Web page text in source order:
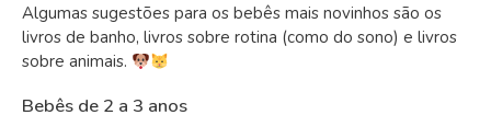
Algumas sugestões para os bebês mais novinhos são os
livros de banho, livros sobre rotina (como do sono) e livros
sobre animais.
Bebês de 2 a 3 anos